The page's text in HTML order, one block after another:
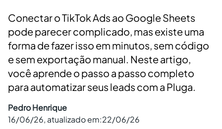
Outros
Entrar
Criar conta grátis
PT
Conectar o TikTok Ads ao Google Sheets
pode parecer complicado, mas existe uma
forma de fazer isso em minutos, sem código
e sem exportação manual. Neste artigo,
você aprende o passo a passo completo
para automatizar seus leads com a Pluga.
Pedro Henrique
16/06/26, atualizado em:22/06/26